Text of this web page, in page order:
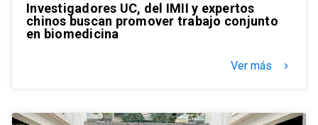
Investigadores UC, del IMII y expertos
chinos buscan promover trabajo conjunto
en biomedicina
Ver más keyboard_arrow_right